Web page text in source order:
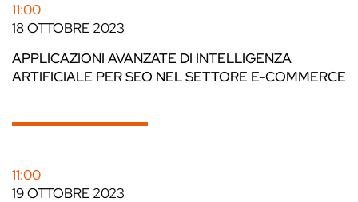
11:00
18 OTTOBRE 2023
APPLICAZIONI AVANZATE DI INTELLIGENZA
ARTIFICIALE PER SEO NEL SETTORE E-COMMERCE
11:00
19 OTTOBRE 2023